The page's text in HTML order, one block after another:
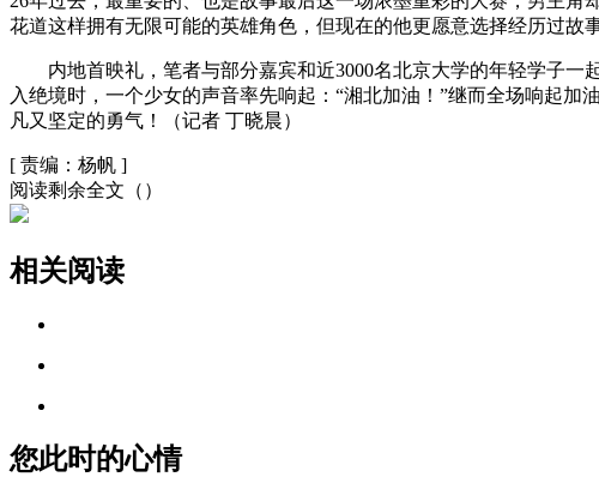
花道这样拥有无限可能的英雄角色，但现在的他更愿意选择经历过
内地首映礼，笔者与部分嘉宾和近3000名北京大学的年轻学子一
入绝境时，一个少女的声音率先响起：“湘北加油！”继而全场响起
凡又坚定的勇气！（记者 丁晓晨）
[ 责编：杨帆 ]
阅读剩余全文（ ）
相关阅读
您此时的心情